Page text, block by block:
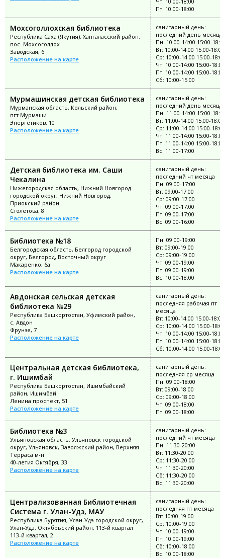
Пт: 10:00-18:00
Мохсоголлохская библиотека
Республика Саха (Якутия), Хангаласский район,
пос. Мохсоголлох
Заводская, 6
Расположение на карте
санитарный день:
последний день месяца
Пн: 10:00-14:00 15:00-
Вт: 10:00-14:00 15:00-18:00
Ср: 10:00-14:00 15:00-18:00
Чт: 10:00-14:00 15:00-18:00
Пт: 10:00-14:00 15:00-18:00
Сб: 10:00-15:00
Мурмашинская детская библиотека
Мурманская область, Кольский район,
пгт Мурмаши
Энергетиков, 10
Расположение на карте
санитарный день:
последний день месяца
Пн: 11:00-14:00 15:00-
Вт: 11:00-14:00 15:00-18:00
Ср: 11:00-14:00 15:00-18:00
Чт: 11:00-14:00 15:00-18:00
Пт: 11:00-14:00 15:00-18:00
Вс: 11:00-17:00
Детская библиотека им. Саши
Чекалина
Нижегородская область, Нижний Новгород
городской округ, Нижний Новгород,
Приокский район
Столетова, 8
Расположение на карте
санитарный день:
последний чт месяца
Пн: 09:00-17:00
Вт: 09:00-17:00
Ср: 09:00-17:00
Чт: 09:00-17:00
Пт: 09:00-17:00
Вс: 09:00-16:00
Библиотека №18
Белгородская область, Белгород городской
округ, Белгород, Восточный округ
Макаренко, 6а
Расположение на карте
Пн: 09:00-19:00
Вт: 09:00-19:00
Ср: 09:00-19:00
Чт: 09:00-19:00
Пт: 09:00-19:00
Вс: 10:00-18:00
Авдонская сельская детская
библиотека №29
Республика Башкортостан, Уфимский район,
с. Авдон
Фрунзе, 7
Расположение на карте
санитарный день:
последняя рабочая пт
месяца
Вт: 10:00-14:00 15:00-18:00
Ср: 10:00-14:00 15:00-18:00
Чт: 10:00-14:00 15:00-18:00
Пт: 10:00-14:00 15:00-18:00
Сб: 10:00-14:00 15:00-18:00
Центральная детская библиотека,
г. Ишимбай
Республика Башкортостан, Ишимбайский
район, Ишимбай
Ленина проспект, 51
Расположение на карте
санитарный день:
последняя ср месяца
Пн: 09:00-18:00
Вт: 09:00-18:00
Ср: 09:00-18:00
Чт: 09:00-18:00
Пт: 09:00-18:00
Библиотека №3
Ульяновская область, Ульяновск городской
округ, Ульяновск, Заволжский район, Верхняя
Терраса м-н
40-летия Октября, 33
Расположение на карте
санитарный день:
последний чт месяца
Пн: 11:30-20:00
Вт: 11:30-20:00
Ср: 11:30-20:00
Чт: 11:30-20:00
Сб: 11:30-20:00
Вс: 11:30-20:00
Централизованная Библиотечная
Система г. Улан-Удэ, МАУ
Республика Бурятия, Улан-Удэ городской округ,
Улан-Удэ, Октябрьский район, 113-й квартал
113-й квартал, 2
Расположение на карте
санитарный день:
последняя пт месяца
Вт: 10:00-19:00
Ср: 10:00-19:00
Чт: 10:00-19:00
Пт: 10:00-19:00
Сб: 10:00-18:00
Вс: 10:00-18:00